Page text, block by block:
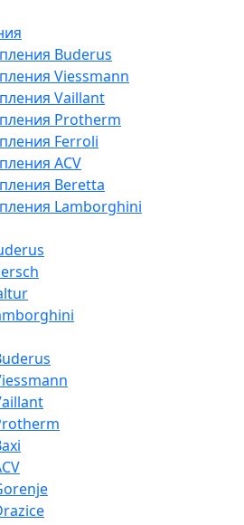
Buderus
Viessmann
Vaillant
Protherm
Ferroli
ACV
Beretta
Lamborghini